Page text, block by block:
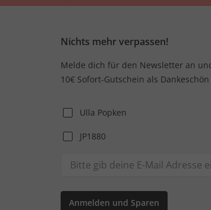
Nichts mehr verpassen!
Melde dich für den Newsletter an
10€ Sofort-Gutschein als Dankeschön
Ulla Popken
JP1880
Anmelden und Sparen